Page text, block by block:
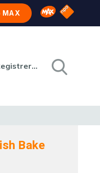
MAX Omroep MAX
NPO
Registreren
Bake